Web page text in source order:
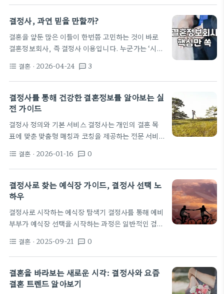
하지만 막상 가입하려 하면 수많은 업체와 다양한 서
비스 앞에서 어떤 기준으로 선택해야 할지 막막하게
으로, 현실적인 장단점과 선택 시 고려해야 할 점들을
짚어보겠습니다. 결정사, 어떤 사람에게 필요할까?
결정사의 가장 큰 장점은 시간과 노력을 절약해준다는
정에서 피로감을…
결정사, 과연 믿을 만할까?
결혼을 앞둔 많은 이들이 한번쯤 고민하는 것이 바로
결혼정보회사, 즉 결정사 이용입니다. 누군가는 ‘시간
대비 효과가 떨어진다’거나 ‘믿을 수 있느냐’는 의문을
제기하기도 하죠. 제 경험상 결정사는 명확한 장단점
을 가지고 있으며, 어떤 기대를 가지고 이용하느냐에
따라 만족도가 크게 달라지는 서비스입니다. 오늘은
결정사, 어떤 사람에게 필요할까 결정사는 기본적으
로 ‘매칭’을 통해 인연을 찾아주는 서비스입니다. 여기
에는 여러 형태가 있지만, 일반적으로 높은 가입비를
format_list_bulleted 결혼 · 2026-04-24 textsms 3
결정사를 통해 건강한 결혼정보를 알아보는 실
전 가이드
결정사 정의와 기본 서비스 결정사는 개인의 결혼 목
표에 맞춘 맞춤형 매칭과 코칭을 제공하는 전문 서비
뷰와 프로필 구성, 검증된 만남 주선, 사후 피드백 등
이 체계적으로 연결된다. 개인정보 보호와 안전한 만
남을 최우선으로 삼으며 계약에 따른 책임 있는 서비
스가 이뤄진다. 전통적인 매칭의 핵심은 사람을 보는
사는 의도와 조건을 분명히 하여 서로의 선호를 구체
화하고, 일정한 기준에 따라 후보를 선별한다. 또한 클
라이언트의 생활 방식과 가치관에 맞춘 1:1 매칭을 통
format_list_bulleted 결혼 · 2026-01-16 textsms 0
결정사로 찾는 예식장 가이드, 결정사 선택 노
하우
결정사로 시작하는 예식장 탐색기 결정사를 통해 예비
부부가 예식장 선택을 시작하는 과정은 일반적인 검색
원 구성과 손님층, 예산대와 선호 스타일이다. 결정사
에서 제공하는 프로필과 매칭 히스토리를 보면 어떤
규모의 리셉션을 선호하는지, 실내외 어느 쪽을 더 추
천하는지 구체적 단서가 나온다. 그 단서들을 바탕으
format_list_bulleted 결혼 · 2025-09-21 textsms 0
결혼을 바라보는 새로운 시각: 결정사와 요즘
결혼 트렌드 알아보기